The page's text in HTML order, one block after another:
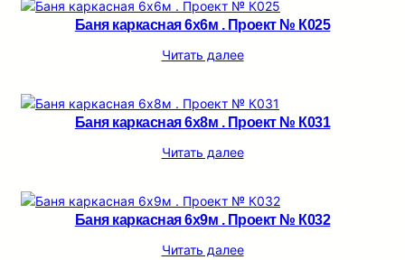
Баня каркасная 6х6м . Проект № К025
Читать далее
Баня каркасная 6х8м . Проект № К031
Читать далее
Баня каркасная 6х9м . Проект № К032
Читать далее